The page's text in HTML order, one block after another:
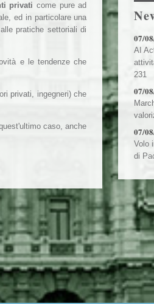
privati come pure ad
ed in particolare una
pratiche settoriali di
e le tendenze che
privati, ingegneri) che
caso, anche
07/
AI
231
07/
07/
Volo
di